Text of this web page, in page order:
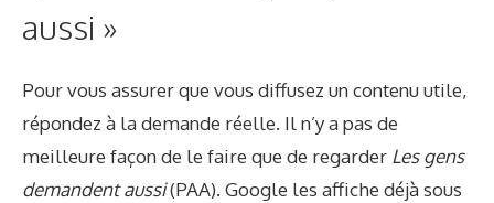
aussi »
Pour vous assurer que vous diffusez un contenu utile,
répondez à la demande réelle. Il n’y a pas de
meilleure façon de le faire que de regarder Les gens
demandent aussi(PAA). Google les affiche déjà sous